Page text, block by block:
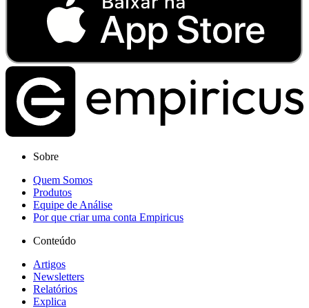
Sobre
Quem Somos
Produtos
Equipe de Análise
Por que criar uma conta Empiricus
Conteúdo
Artigos
Newsletters
Relatórios
Explica